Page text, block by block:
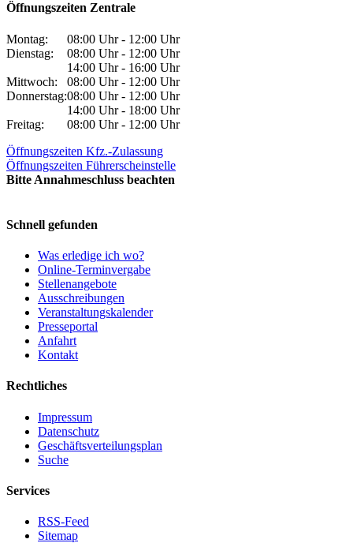
Öffnungszeiten Zentrale
Montag:
08:00 Uhr - 12:00 Uhr
Dienstag:
08:00 Uhr - 12:00 Uhr
14:00 Uhr - 16:00 Uhr
Mittwoch:
08:00 Uhr - 12:00 Uhr
Donnerstag:08:00 Uhr - 12:00 Uhr
14:00 Uhr - 18:00 Uhr
Freitag:
08:00 Uhr - 12:00 Uhr
Öffnungszeiten Kfz.-Zulassung
Öffnungszeiten Führerscheinstelle
Bitte Annahmeschluss beachten
Schnell gefunden
Was erledige ich wo?
Online-Terminvergabe
Stellenangebote
Ausschreibungen
Veranstaltungskalender
Presseportal
Anfahrt
Kontakt
Rechtliches
Impressum
Datenschutz
Geschäftsverteilungsplan
Suche
Services
RSS-Feed
Sitemap